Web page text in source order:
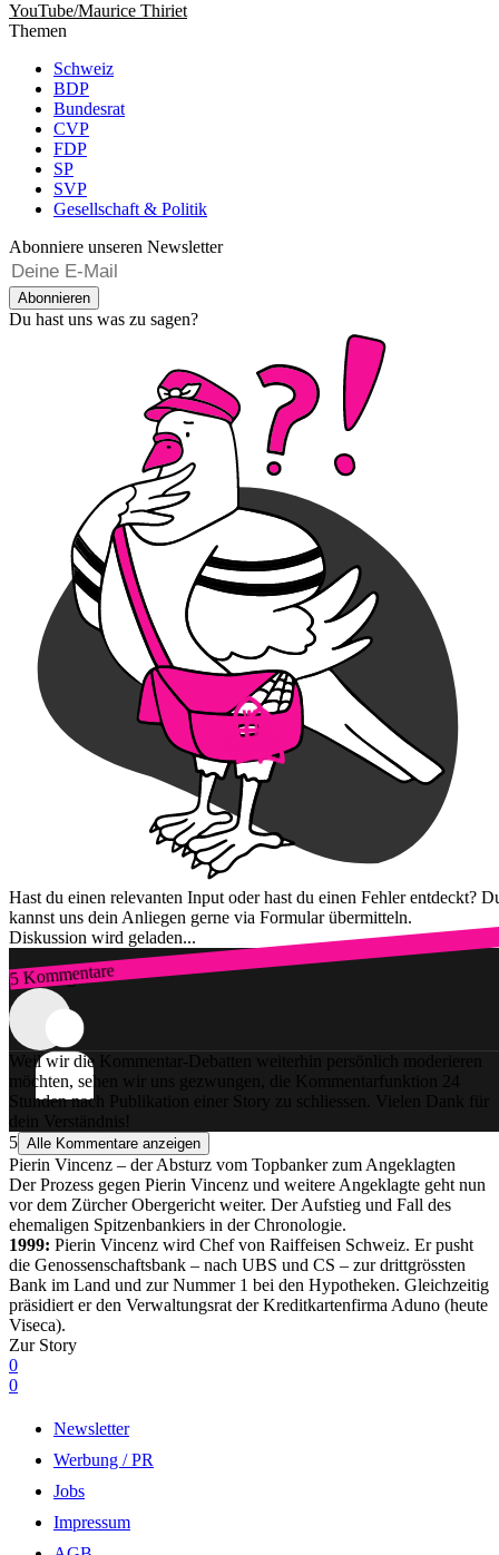
YouTube/Maurice Thiriet
Themen
Schweiz
BDP
Bundesrat
CVP
FDP
SP
SVP
Gesellschaft & Politik
Abonniere unseren Newsletter
Abonnieren
Du hast uns was zu sagen?
Hast du einen relevanten Input oder hast du einen Fehler entdeckt?
kannst uns dein Anliegen gerne via Formular übermitteln.
Diskussion wird geladen...
5 Kommentare
Zum Login
Weil wir die Kommentar-Debatten weiterhin persönlich moderieren
möchten, sehen wir uns gezwungen, die Kommentarfunktion 24
Stunden nach Publikation einer Story zu schliessen. Vielen Dank für
dein Verständnis!
5 Alle Kommentare anzeigen
Pierin Vincenz – der Absturz vom Topbanker zum Angeklagten
Der Prozess gegen Pierin Vincenz und weitere Angeklagte geht nun
vor dem Zürcher Obergericht weiter. Der Aufstieg und Fall des
ehemaligen Spitzenbankiers in der Chronologie.
1999: Pierin Vincenz wird Chef von Raiffeisen Schweiz. Er pusht
die Genossenschaftsbank – nach UBS und CS – zur drittgrössten
Bank im Land und zur Nummer 1 bei den Hypotheken. Gleichzeitig
präsidiert er den Verwaltungsrat der Kreditkartenfirma Aduno (heute
Viseca).
Zur Story
0
0
Newsletter
Werbung / PR
Jobs
Impressum